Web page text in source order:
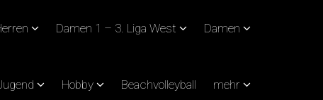
Damen 1 – 3. Liga West Damen
Hobby Beachvolleyball mehr